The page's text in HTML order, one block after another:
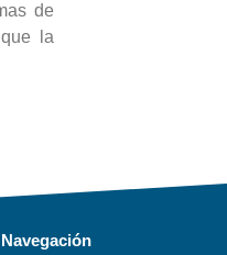
de
la
Navegación